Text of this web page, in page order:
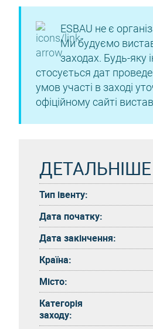
ESBAU не є
Ми будуємо
заходах. Будь-яку
стосується дат
умов участі в заході
офіційному сайті
ДЕТАЛЬНІШЕ
Тип івенту:
Дата початку:
Дата закінчення:
Країна:
Місто:
Категорія
заходу: